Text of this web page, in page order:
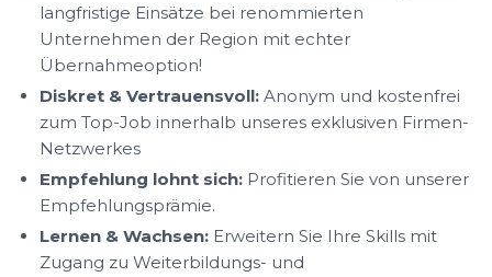
langfristige Einsätze bei renommierten
Unternehmen der Region mit echter
Übernahmeoption!
Diskret & Vertrauensvoll: Anonym und kostenfrei
zum Top-Job innerhalb unseres exklusiven Firmen-
Netzwerkes
Empfehlung lohnt sich: Profitieren Sie von unserer
Empfehlungsprämie.
Lernen & Wachsen: Erweitern Sie Ihre Skills mit
Zugang zu Weiterbildungs- und